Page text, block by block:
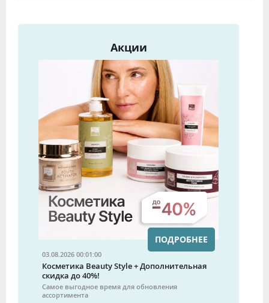
Акции
03.08.2026 00:01:00
Косметика Beauty Style + Дополнительная
скидка до 40%!
Самое выгодное время для обновления
ассортимента
ПОДРОБНЕЕ